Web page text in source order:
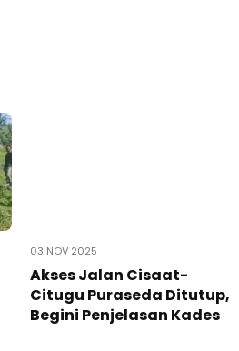
03 NOV 2025
Akses Jalan Cisaat-
Citugu Puraseda Ditutup,
Begini Penjelasan Kades